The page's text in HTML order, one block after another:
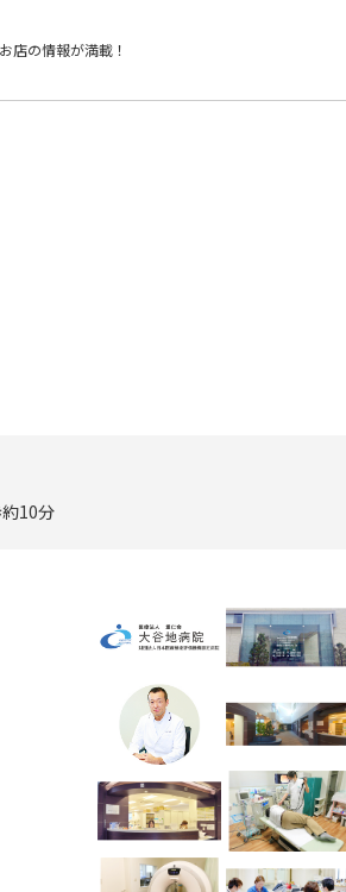
店の情報が満載！
10分